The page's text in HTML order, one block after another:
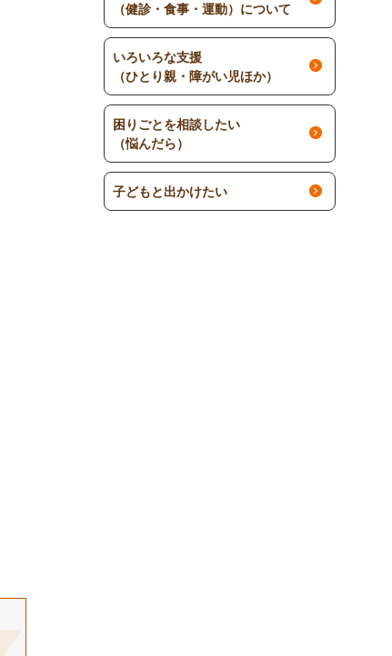
（健診・食事・運動）について
いろいろな支援
（ひとり親・障がい児ほか）
困りごとを相談したい
（悩んだら）
子どもと出かけたい